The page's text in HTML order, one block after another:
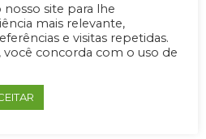
RELACIONADOS
site para lhe
mais relevante,
e visitas repetidas.
você concorda com o uso de